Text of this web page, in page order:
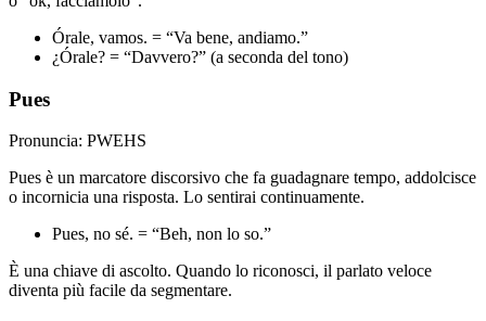
Órale, vamos. = “Va bene, andiamo.”
¿Órale? = “Davvero?” (a seconda del tono)
Pues
Pronuncia: PWEHS
Pues è un marcatore discorsivo che fa guadagnare tempo, addolcisce
o incornicia una risposta. Lo sentirai continuamente.
Pues, no sé. = “Beh, non lo so.”
È una chiave di ascolto. Quando lo riconosci, il parlato veloce
diventa più facile da segmentare.